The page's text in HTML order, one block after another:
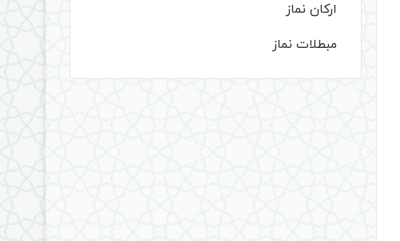
ارکان نماز
مبطلات نماز